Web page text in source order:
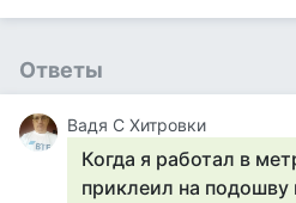
Ответы
Вадя С Хитровки
Когда я работал в
приклеил на